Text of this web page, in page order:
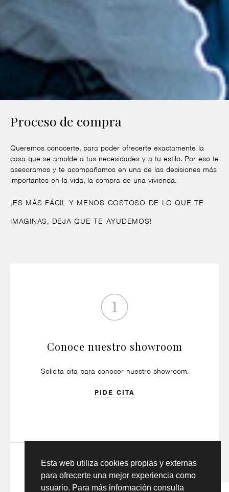
Esta web utiliza cookies propias y externas
para ofrecerte una mejor experiencia como
usuario. Para más información consulta
Proceso de compra
Queremos conocerte, para poder ofrecerte exactamente la
casa que se amolde a tus necesidades y a tu estilo. Por eso te
asesoramos y te acompañamos en una de las decisiones más
importantes en la vida, la compra de una vivienda.
¡ES MÁS FÁCIL Y MENOS COSTOSO DE LO QUE TE
IMAGINAS, DEJA QUE TE AYUDEMOS!
Conoce nuestro showroom
Solicita cita para conocer nuestro showroom.
PIDE CITA